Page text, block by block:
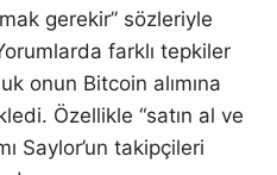
gerekir” sözleriyle
farklı tepkiler
onun Bitcoin alımına
Özellikle “satın al ve
Saylor’un takipçileri